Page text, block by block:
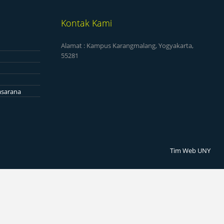
Kontak Kami
Alamat : Kampus Karangmalang, Yogyakarta,
55281
Tim Web UNY